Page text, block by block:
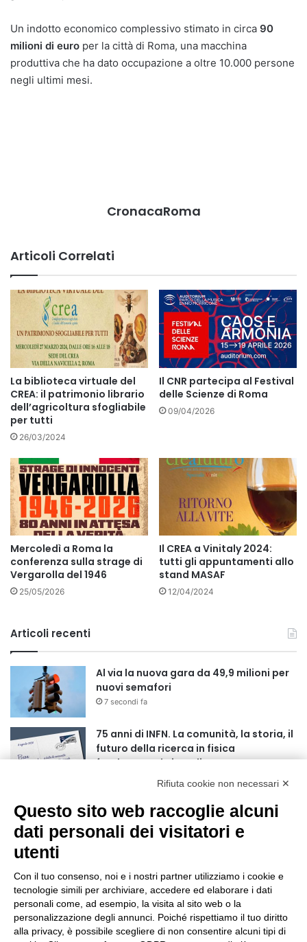
Un indotto economico complessivo stimato in circa 90
milioni di euro per la città di Roma, una macchina
produttiva che ha dato occupazione a oltre 10.000 persone
negli ultimi mesi.
CronacaRoma
Articoli Correlati
La biblioteca virtuale del
CREA: il patrimonio librario
dell’agricoltura sfogliabile
per tutti
26/03/2024
Il CNR partecipa al Festival
delle Scienze di Roma
09/04/2026
Mercoledì a Roma la
conferenza sulla strage di
Vergarolla del 1946
25/05/2026
Il CREA a Vinitaly 2024:
tutti gli appuntamenti allo
stand MASAF
12/04/2024
Articoli recenti
Al via la nuova gara da 49,9 milioni per
nuovi semafori
7 secondi fa
75 anni di INFN. La comunità, la storia, il
futuro della ricerca in fisica
fondamentale in Italia
oro iridato è azzurro
19 ore fa
fino al 25 settembre
24 ore fa
Torna il Moscerine Film Festival Summer
Camp
Rifiuta cookie non necessari ✕
Questo sito web raccoglie alcuni
dati personali dei visitatori e
utenti
Con il tuo consenso, noi e i nostri partner utilizziamo i cookie e
tecnologie simili per archiviare, accedere ed elaborare i dati
personali come, ad esempio, la visita al sito web o la
personalizzazione degli annunci. Poiché rispettiamo il tuo diritto
alla privacy, è possibile scegliere di non consentire alcuni tipi di